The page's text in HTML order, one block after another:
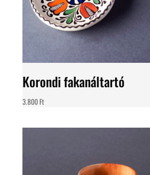
Korondi fakanáltartó
3.800Ft